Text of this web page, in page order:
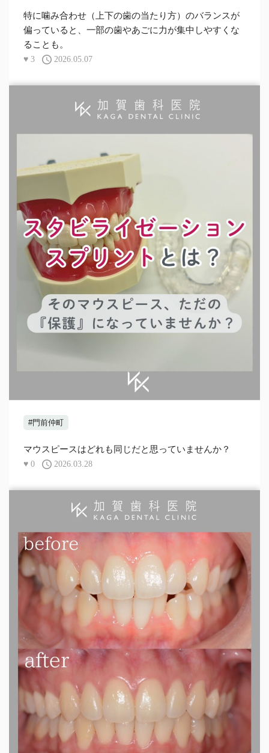
特に噛み合わせ（上下の歯の当たり方）のバランスが
偏っていると、一部の歯やあごに力が集中しやすくな
ることも。
♥ 3 2026.05.07
#門前仲町
マウスピースはどれも同じだと思っていませんか？
♥ 0 2026.03.28